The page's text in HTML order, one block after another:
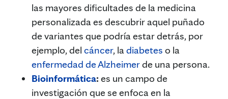
las mayores dificultades de la medicina
personalizada es descubrir aquel puñado
de variantes que podría estar detrás, por
ejemplo, del cáncer, la diabetes o la
enfermedad de Alzheimerde una persona.
Bioinformática:es un campo de
investigación que se enfoca en la